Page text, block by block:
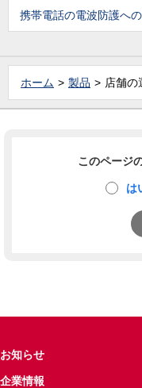
携帯電話の電波防護へ
ホーム 製品 店舗の
このページ
は
お知らせ
企業情報